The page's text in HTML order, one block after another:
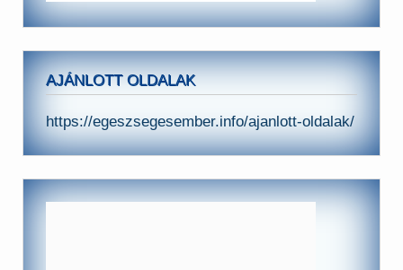
AJÁNLOTT OLDALAK
https://egeszsegesember.info/ajanlott-oldalak/